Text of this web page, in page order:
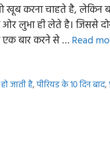
खूब करना चाहते है, लेकिन
लुभा ही लेते है। जिससे
एक बार करने से …Read
जाती है,पीरियड के 10 दिन बाद,